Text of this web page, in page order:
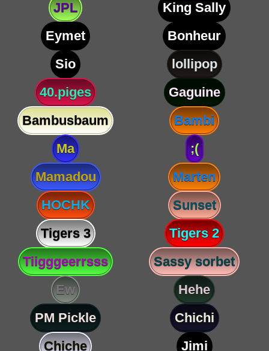
JPL
King Sally
Eymet
Bonheur
Sio
lollipop
40.piges
Gaguine
Bambusbaum
Bambi
Ma
;(
Mamadou
Marten
HOCHK
Sunset
Tigers 3
Tigers 2
Tiigggeerrsss
Sassy sorbet
Ew
Hehe
PM Pickle
Chichi
Chiche
Jimi